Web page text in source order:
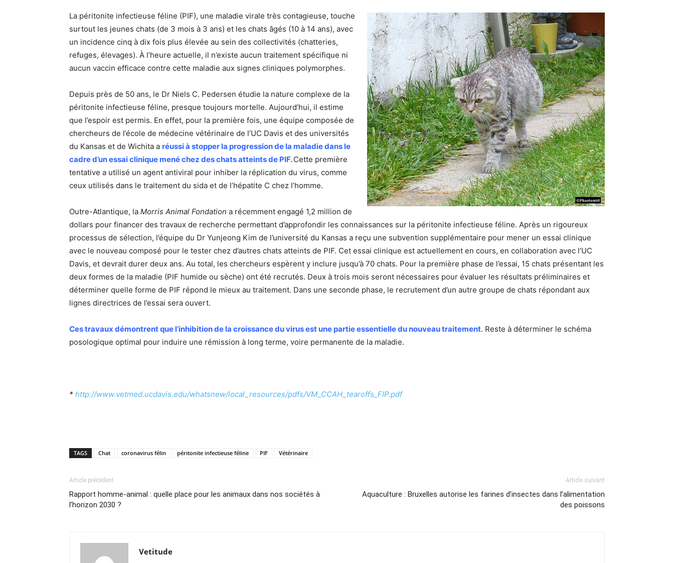
La péritonite infectieuse féline (PIF), une maladie virale très contagieuse, touche
surtout les jeunes chats (de 3 mois à 3 ans) et les chats âgés (10 à 14 ans), avec
un incidence cinq à dix fois plus élevée au sein des collectivités (chatteries,
refuges, élevages). À l’heure actuelle, il n’existe aucun traitement spécifique ni
aucun vaccin efficace contre cette maladie aux signes cliniques polymorphes.
Depuis près de 50 ans, le Dr Niels C. Pedersen étudie la nature complexe de la
péritonite infectieuse féline, presque toujours mortelle. Aujourd’hui, il estime
que l’espoir est permis. En effet, pour la première fois, une équipe composée de
chercheurs de l’école de médecine vétérinaire de l’UC Davis et des universités
du Kansas et de Wichita a réussi à stopper la progression de la maladie dans le
cadre d’un essai clinique mené chez des chats atteints de PIF. Cette première
tentative a utilisé un agent antiviral pour inhiber la réplication du virus, comme
ceux utilisés dans le traitement du sida et de l’hépatite C chez l’homme.
Outre-Atlantique, la Morris Animal Fondation a récemment engagé 1,2 million de
dollars pour financer des travaux de recherche permettant d’approfondir les connaissances sur la péritonite infectieuse féline. Après un rigoureux
processus de sélection, l’équipe du Dr Yunjeong Kim de l’université du Kansas a reçu une subvention supplémentaire pour mener un essai clinique
avec le nouveau composé pour le tester chez d’autres chats atteints de PIF. Cet essai clinique est actuellement en cours, en collaboration avec l’UC
Davis, et devrait durer deux ans. Au total, les chercheurs espèrent y inclure jusqu’à 70 chats. Pour la première phase de l’essai, 15 chats présentant les
deux formes de la maladie (PIF humide ou sèche) ont été recrutés. Deux à trois mois seront nécessaires pour évaluer les résultats préliminaires et
déterminer quelle forme de PIF répond le mieux au traitement. Dans une seconde phase, le recrutement d’un autre groupe de chats répondant aux
lignes directrices de l’essai sera ouvert.
Ces travaux démontrent que l’inhibition de la croissance du virus est une partie essentielle du nouveau traitement. Reste à déterminer le schéma
posologique optimal pour induire une rémission à long terme, voire permanente de la maladie.
* http://www.vetmed.ucdavis.edu/whatsnew/local_resources/pdfs/VM_CCAH_tearoffs_FIP.pdf
TAGS Chat coronavirus félin péritonite infectieuse féline PIF Vétérinaire
Article précédent
Rapport homme-animal : quelle place pour les animaux dans nos sociétés à
l’horizon 2030 ?
Article suivant
Aquaculture : Bruxelles autorise les farines d’insectes dans l’alimentation
des poissons
Vetitude